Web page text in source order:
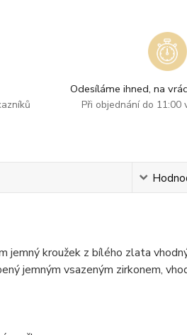
Odesíláme ihned, na
Při objednání do 11:00
jemný kroužek z bílého zlata
jemným vsazeným zirkonem,